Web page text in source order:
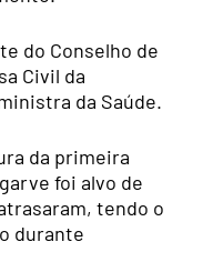
do Conselho de
Civil da
da Saúde.
da primeira
foi alvo de
tendo o
durante